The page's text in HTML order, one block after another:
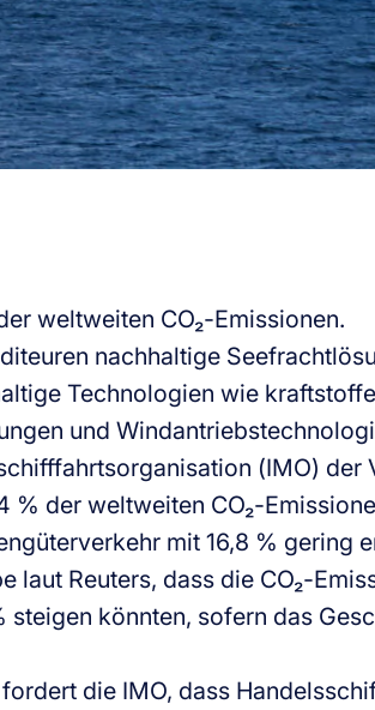
weltweiten CO₂-Emissionen.
nachhaltige
Technologien wie
und
(IMO) der
% der weltweiten CO₂-
mit 16,8 % gering
laut Reuters, dass die CO₂-
könnten, sofern das
die IMO, dass